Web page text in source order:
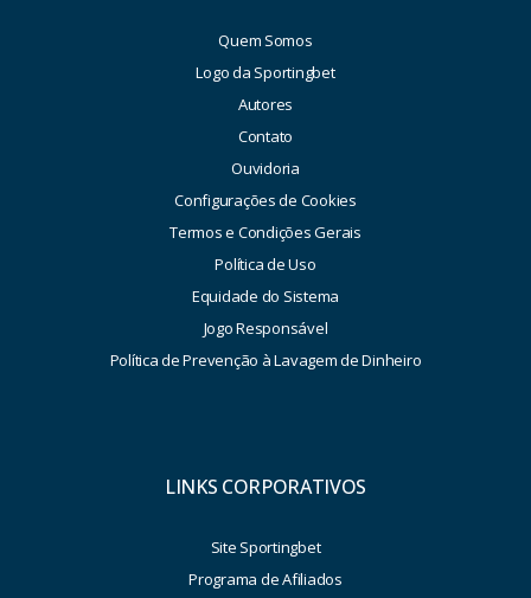
Quem Somos
Logo da Sportingbet
Autores
Contato
Ouvidoria
Configurações de Cookies
Termos e Condições Gerais
Política de Uso
Equidade do Sistema
Jogo Responsável
Política de Prevenção à Lavagem de Dinheiro
LINKS CORPORATIVOS
Site Sportingbet
Programa de Afiliados